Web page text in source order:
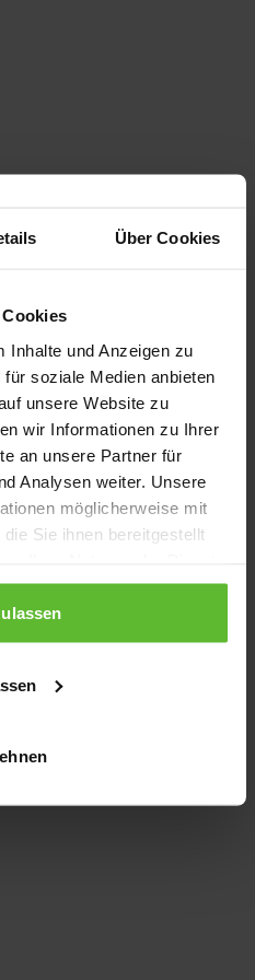
Über Cookies
Inhalte und Anzeigen zu
soziale Medien anbieten
unsere Website zu
wir Informationen zu Ihrer
an unsere Partner für
Analysen weiter. Unsere
möglicherweise mit
Sie ihnen bereitgestellt
exception has occurred
the browser console for more
.